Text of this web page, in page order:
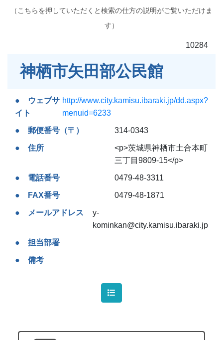
（こちらを押していただくと検索の仕方の説明がご覧いただけま
す）
10284
神栖市矢田部公民館
ウェブサ
イト
http://www.city.kamisu.ibaraki.jp/dd.aspx?
menuid=6233
郵便番号（〒） 314-0343
住所
<p>茨城県神栖市土合本町
三丁目9809-15</p>
電話番号 0479-48-3311
FAX番号 0479-48-1871
メールアドレス
y-
kominkan@city.kamisu.ibaraki.jp
担当部署
備考